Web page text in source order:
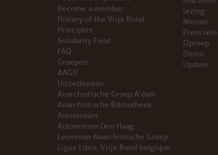
VB FRIESLAND
VB WEST-FRIESLAND
ZWARTE MUGGEN
WERKGROEP ARBEID
WERKGROEP PROPAGANDA
CAMPAGNES
Become a member
History of the Vrije Bond
Principles
Solidarity Fund
FAQ
Groepen
AAGU
Uitzetbureau
Anarchistische Groep A’dam
Anarchistische Bibliotheek
Amsterdam
Autonomen Den Haag
Leuvense Anarchistische Groep
Ligue Libre, Vrije Bond belgique
lezing
Nieuws
Press
Oproep
Demo
Update